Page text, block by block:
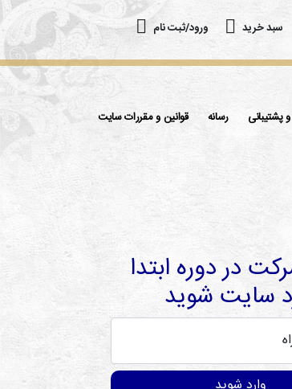
سبد خرید ورود/ثبت نام
پشتیبانی رسانه قوانین و مقررات سایت
در دوره ابتدا
سایت شوید